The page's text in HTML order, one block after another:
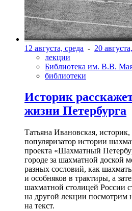
12 августа, среда - 20
лекции
Библиотека им. В.В.
библиотеки
Историк
жизни Петербурга
Татьяна Ивановская, историк,
популяризатор истории
проекта «Шахматный
городе за шахматной доской
разных сословий, как
и особняков в трактиры, а
шахматной столицей России
на другой лекции
на текст.